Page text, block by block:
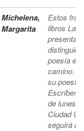
Michelena,
Margarita
Estos
libros
distinguió
poesía es
camino.
su poesía,
de lunes
Ciudad
seguirá